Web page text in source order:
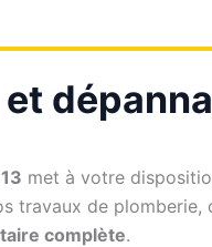
met à votre
travaux de plomberie,
complète.